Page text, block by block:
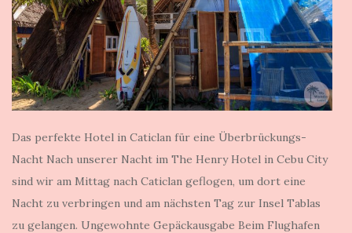
Das perfekte Hotel in Caticlan für eine Überbrückungs-
Nacht Nach unserer Nacht im The Henry Hotel in Cebu City
sind wir am Mittag nach Caticlan geflogen, um dort eine
Nacht zu verbringen und am nächsten Tag zur Insel Tablas
zu gelangen. Ungewohnte Gepäckausgabe Beim Flughafen